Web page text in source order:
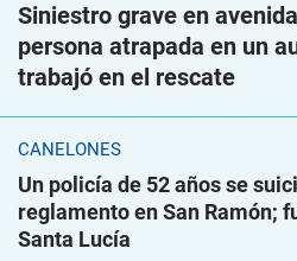
Siniestro grave en
persona atrapada en un
trabajó en el rescate
CANELONES
Un policía de 52 años se
reglamento en San Ramón;
Santa Lucía